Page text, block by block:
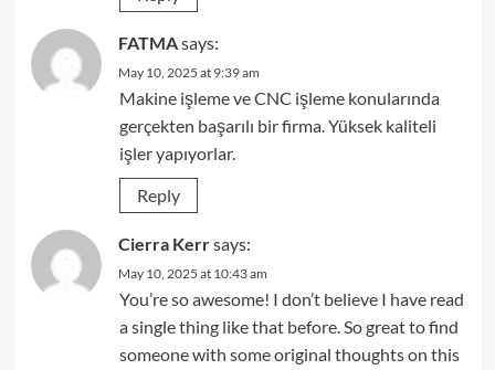
FATMAsays:
May 10, 2025 at 9:39 am
Makine işleme ve CNC işleme konularında
gerçekten başarılı bir firma. Yüksek kaliteli
işler yapıyorlar.
Reply
Cierra Kerrsays:
May 10, 2025 at 10:43 am
You’re so awesome! I don’t believe I have read
a single thing like that before. So great to find
someone with some original thoughts on this